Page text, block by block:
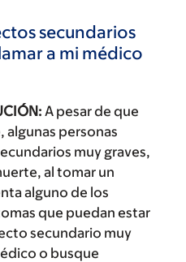
secundarios
a mi médico
A pesar de que
personas
muy graves,
al tomar un
alguno de los
que puedan estar
secundario muy
o busque